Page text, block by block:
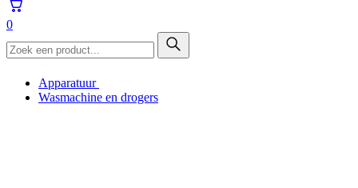
0
Apparatuur
Wasmachine en drogers